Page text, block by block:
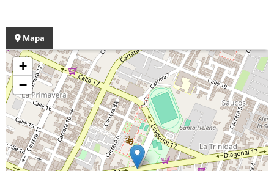
Mapa
+
−